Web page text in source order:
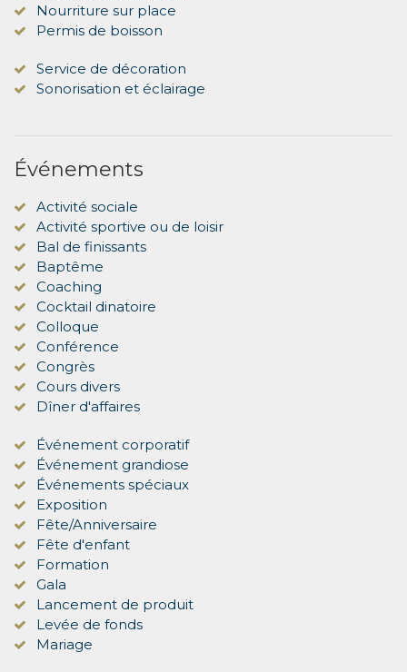
Nourriture sur place
Permis de boisson
Service de décoration
Sonorisation et éclairage
Événements
Activité sociale
Activité sportive ou de loisir
Bal de finissants
Baptême
Coaching
Cocktail dinatoire
Colloque
Conférence
Congrès
Cours divers
Dîner d'affaires
Événement corporatif
Événement grandiose
Événements spéciaux
Exposition
Fête/Anniversaire
Fête d'enfant
Formation
Gala
Lancement de produit
Levée de fonds
Mariage